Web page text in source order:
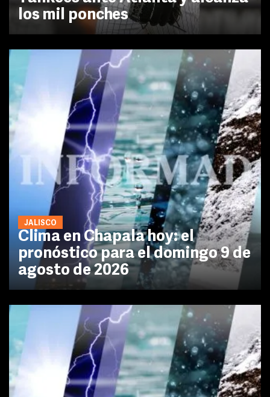
los mil ponches
JALISCO
Clima en Chapala hoy: el
pronóstico para el domingo 9 de
agosto de 2026